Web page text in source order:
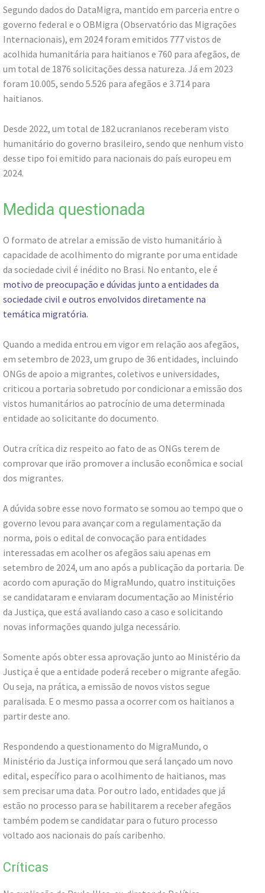
Segundo dados do DataMigra, mantido em parceria entre o
governo federal e o OBMigra (Observatório das Migrações
Internacionais), em 2024 foram emitidos 777 vistos de
acolhida humanitária para haitianos e 760 para afegãos, de
um total de 1876 solicitações dessa natureza. Já em 2023
foram 10.005, sendo 5.526 para afegãos e 3.714 para
haitianos.
Desde 2022, um total de 182 ucranianos receberam visto
humanitário do governo brasileiro, sendo que nenhum visto
desse tipo foi emitido para nacionais do país europeu em
2024.
Medida questionada
O formato de atrelar a emissão de visto humanitário à
capacidade de acolhimento do migrante por uma entidade
da sociedade civil é inédito no Brasi. No entanto, ele é
motivo de preocupação e dúvidas junto a entidades da
sociedade civil e outros envolvidos diretamente na
temática migratória.
Quando a medida entrou em vigor em relação aos afegãos,
em setembro de 2023, um grupo de 36 entidades, incluindo
ONGs de apoio a migrantes, coletivos e universidades,
criticou a portaria sobretudo por condicionar a emissão dos
vistos humanitários ao patrocínio de uma determinada
entidade ao solicitante do documento.
Outra crítica diz respeito ao fato de as ONGs terem de
comprovar que irão promover a inclusão econômica e social
dos migrantes.
A dúvida sobre esse novo formato se somou ao tempo que o
governo levou para avançar com a regulamentação da
norma, pois o edital de convocação para entidades
interessadas em acolher os afegãos saiu apenas em
setembro de 2024, um ano após a publicação da portaria. De
acordo com apuração do MigraMundo, quatro instituições
se candidataram e enviaram documentação ao Ministério
da Justiça, que está avaliando caso a caso e solicitando
novas informações quando julga necessário.
Somente após obter essa aprovação junto ao Ministério da
Justiça é que a entidade poderá receber o migrante afegão.
Ou seja, na prática, a emissão de novos vistos segue
paralisada. E o mesmo passa a ocorrer com os haitianos a
partir deste ano.
Respondendo a questionamento do MigraMundo, o
Ministério da Justiça informou que será lançado um novo
edital, específico para o acolhimento de haitianos, mas
sem precisar uma data. Por outro lado, entidades que já
estão no processo para se habilitarem a receber afegãos
também podem se candidatar para o futuro processo
voltado aos nacionais do país caribenho.
Críticas